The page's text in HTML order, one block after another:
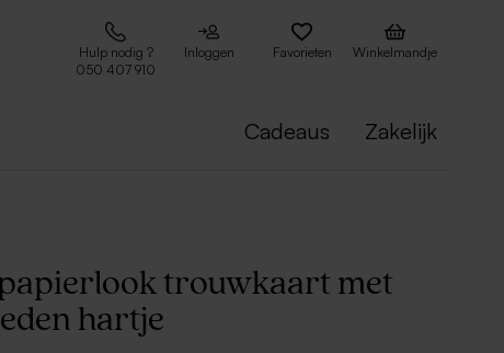
Hulp nodig ?
050 407 910
Inloggen Favorieten Winkelmandje
Cadeaus Zakelijk
trouwkaart met
hartje